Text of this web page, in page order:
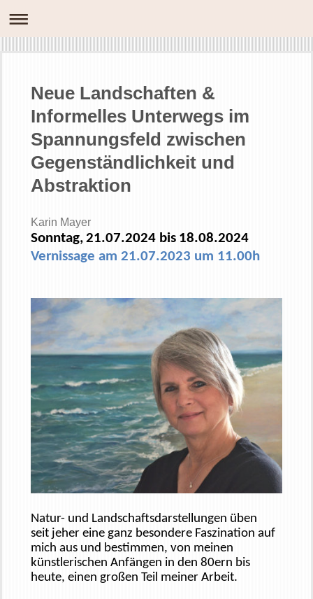
Neue Landschaften &
Informelles Unterwegs im
Spannungsfeld zwischen
Gegenständlichkeit und
Abstraktion
Karin Mayer
Sonntag,21.07.2024 bis 18.08.2024
Vernissage am 21.07.2023 um 11.00h
Natur- und Landschaftsdarstellungen üben
seit jeher eine ganz besondere Faszination auf
mich aus und bestimmen, von meinen
künstlerischen Anfängen in den 80ern bis
heute, einen großen Teil meiner Arbeit.